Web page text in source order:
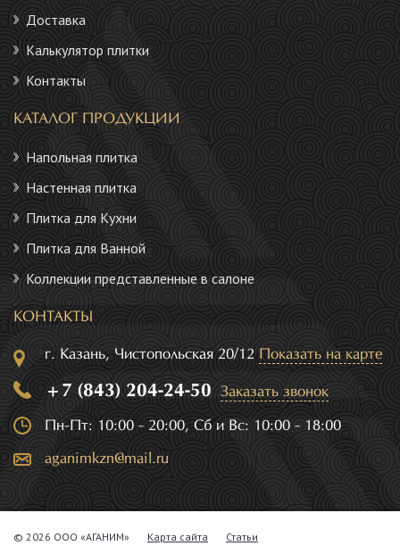
Доставка
Калькулятор плитки
Контакты
КАТАЛОГ ПРОДУКЦИИ
Напольная плитка
Настенная плитка
Плитка для Кухни
Плитка для Ванной
Коллекции представленные в салоне
КОНТАКТЫ
г. Казань, Чистопольская 20/12 Показать на карте
+7 (843) 204-24-50 Заказать звонок
Пн-Пт: 10:00 - 20:00, Сб и Вс: 10:00 - 18:00
aganimkzn@mail.ru
© 2026 ООО «АГАНИМ» Карта сайта Статьи